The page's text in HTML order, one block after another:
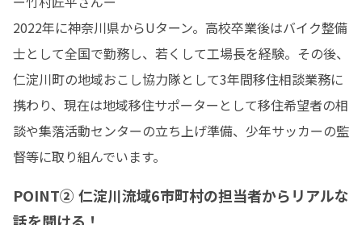
2022年に神奈川県からUターン。高校卒業後はバイク整備
士として全国で勤務し、若くして工場長を経験。その後、
仁淀川町の地域おこし協力隊として3年間移住相談業務に
携わり、現在は地域移住サポーターとして移住希望者の相
談や集落活動センターの立ち上げ準備、少年サッカーの監
督等に取り組んでいます。
POINT② 仁淀川流域6市町村の担当者からリアルな